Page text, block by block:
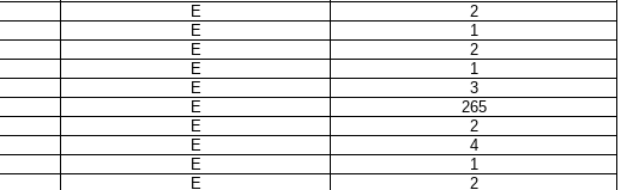
E
2
E
1
E
2
E
1
E
3
E
265
E
2
E
4
E
1
E
2